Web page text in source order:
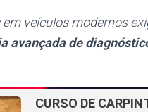
veículos modernos
avançada de
CURSO DE